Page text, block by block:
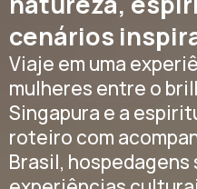
cenários
Viaje em uma
mulheres entre o
Singapura e a
roteiro com
Brasil,